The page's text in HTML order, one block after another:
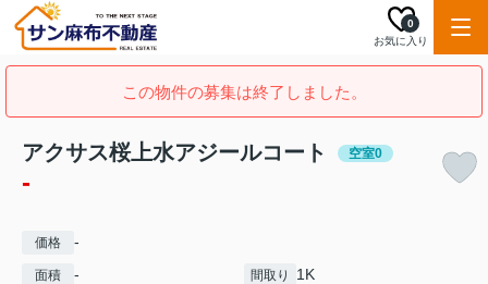
お気に入り
0
この物件の募集は終了しました。
アクサス桜上水アジールコート 空室0
-
価格 -
面積 - 間取り 1K